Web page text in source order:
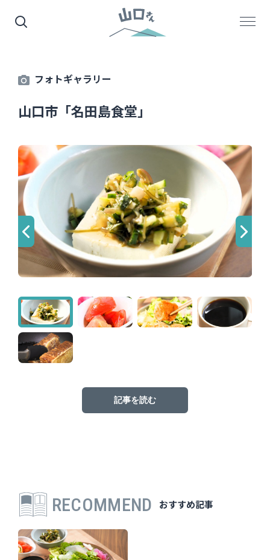
山口市「名田島食堂」
フォトギャラリー
記事を読む
RECOMMEND おすすめ記事